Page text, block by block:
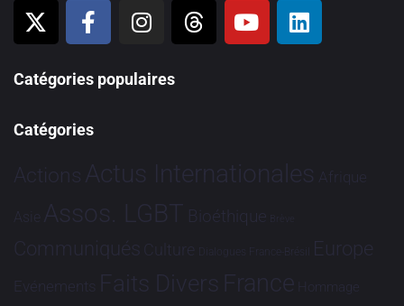
Catégories populaires
Catégories
Actions Actus Internationales Afrique
Asie Assos. LGBT Bioéthique Brève
Communiqués Culture Dialogues France-Brésil Europe
Evénements Faits Divers France Hommage